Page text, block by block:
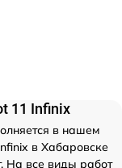
11 Infinix
в нашем
в Хабаровске
На все виды работ